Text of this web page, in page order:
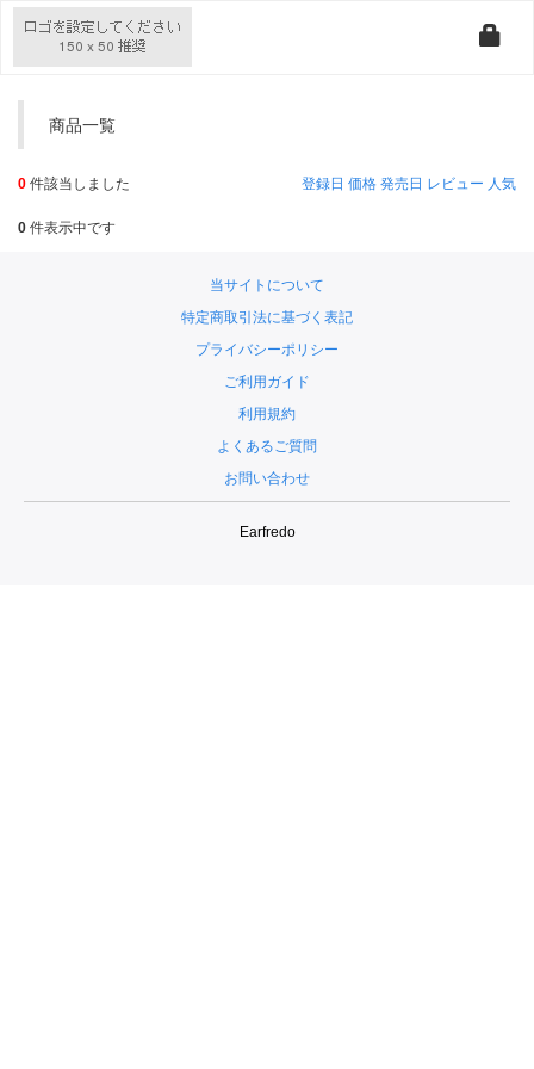
商品一覧
0 件該当しました 登録日 価格 発売日 レビュー 人気
0 件表示中です
当サイトについて
特定商取引法に基づく表記
プライバシーポリシー
ご利用ガイド
利用規約
よくあるご質問
お問い合わせ
Earfredo